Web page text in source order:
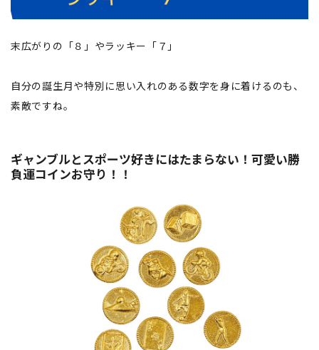
末広がりの「８」やラッキー「７」
自分の誕生月や特別に思い入れのある数字を身に着けるのも、
素敵ですね。
ギャンブルとスポーツ好きにはたまらない！可愛い勝
負運コインお守り！！